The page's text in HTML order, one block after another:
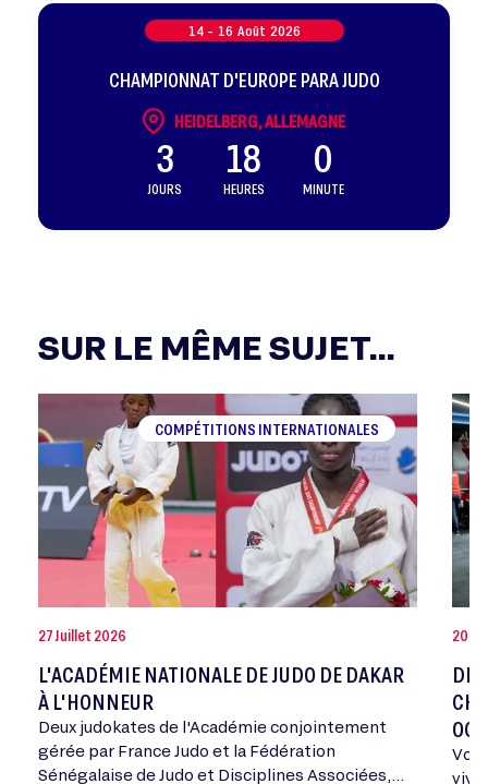
14 - 16 Août 2026
CHAMPIONNAT D'EUROPE PARA JUDO
HEIDELBERG, ALLEMAGNE
3
JOURS
18
HEURES
0
MINUTE
SUR LE MÊME SUJET...
COMPÉTITIONS INTERNATIONALES
27 Juillet 2026
L'ACADÉMIE NATIONALE DE JUDO DE DAKAR
À L'HONNEUR
Deux judokates de l'Académie conjointement
gérée par France Judo et la Fédération
Sénégalaise de Judo et Disciplines Associées,
20